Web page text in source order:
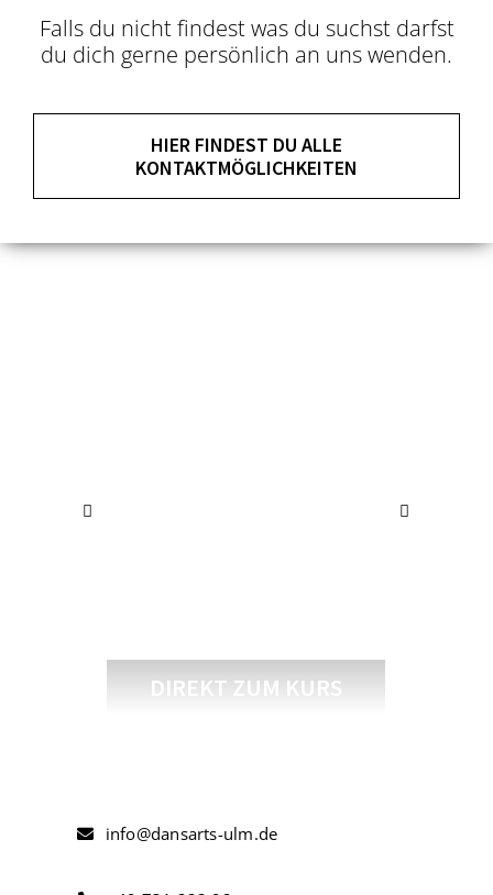
Falls du nicht findest was du suchst darfst
du dich gerne persönlich an uns wenden.
HIER FINDEST DU ALLE
KONTAKTMÖGLICHKEITEN
DIREKT ZUM KURS
info@dansarts-ulm.de